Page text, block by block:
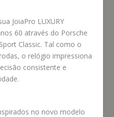
JoiaPro LUXURY
60 através do Porsche
Classic. Tal como o
o relógio impressiona
consistente e
no novo modelo